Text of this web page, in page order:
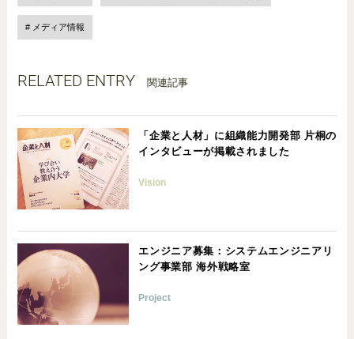
メディア情報
RELATED ENTRY 関連記事
「企業と人材」に組織能力開発部 片桐の
インタビューが掲載されました
Vision
エンジニア募集：システムエンジニアリ
ング事業部 海外戦略室
Project